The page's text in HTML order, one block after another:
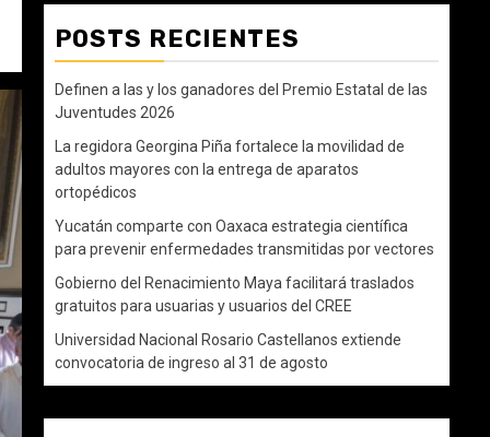
POSTS RECIENTES
Definen a las y los ganadores del Premio Estatal de las
Juventudes 2026
La regidora Georgina Piña fortalece la movilidad de
adultos mayores con la entrega de aparatos
ortopédicos
Yucatán comparte con Oaxaca estrategia científica
para prevenir enfermedades transmitidas por vectores
Gobierno del Renacimiento Maya facilitará traslados
gratuitos para usuarias y usuarios del CREE
Universidad Nacional Rosario Castellanos extiende
convocatoria de ingreso al 31 de agosto